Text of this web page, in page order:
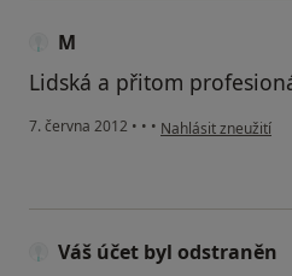
M
Lidská a přitom
7. června 2012 • • • podle názoru
Nahlásit zneužití
Váš účet byl odstraněn